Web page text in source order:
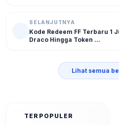
SELANJUTNYA
Kode Redeem FF Terbaru 1
Draco Hingga Token ...
Lihat semua
TERPOPULER